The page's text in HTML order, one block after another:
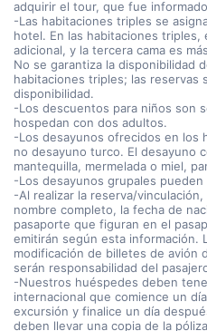
adquirir el tour, que fue
-Las habitaciones triples se
hotel. En las habitaciones triples,
adicional, y la tercera cama es
No se garantiza la disponibilidad
habitaciones triples; las reservas
disponibilidad.
-Los descuentos para niños son
hospedan con dos adultos.
-Los desayunos ofrecidos en los
no desayuno turco. El desayuno
mantequilla, mermelada o miel,
-Los desayunos grupales
-Al realizar la reserva/
nombre completo, la fecha de
pasaporte que figuran en el
emitirán según esta información.
modificación de billetes de avión
serán responsabilidad del
-Nuestros huéspedes deben
internacional que comience un
excursión y finalice un día
deben llevar una copia de la